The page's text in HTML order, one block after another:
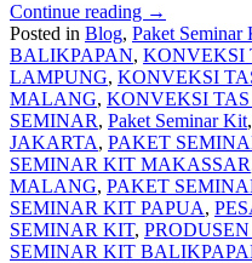
Continue reading →
Posted in Blog, Paket Seminar
BALIKPAPAN, KONVEKSI
LAMPUNG, KONVEKSI
MALANG, KONVEKSI
SEMINAR, Paket Seminar Kit,
JAKARTA, PAKET
SEMINAR KIT MAKASSAR
MALANG, PAKET
SEMINAR KIT PAPUA,
SEMINAR KIT,
SEMINAR KIT